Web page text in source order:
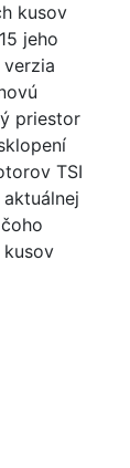
kusov
jeho
priestor
TSI